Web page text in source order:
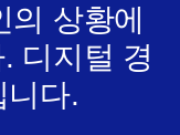
상황에
디지털 경
니다.